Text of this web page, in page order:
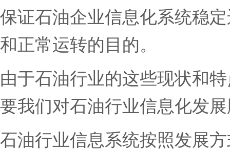
保证石油企业信息化系统稳
和正常运转的目的。
由于石油行业的这些现状和
要我们对石油行业信息化发
石油行业信息系统按照发展